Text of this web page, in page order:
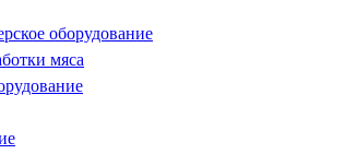
оборудование
мяса